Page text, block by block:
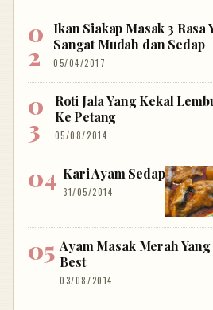
Ikan Siakap Masak 3 Rasa
Sangat Mudah dan Sedap
05/04/2017
Roti Jala Yang Kekal
Ke Petang
05/08/2014
Kari Ayam Sedap
31/05/2014
Ayam Masak Merah
Best
03/08/2014